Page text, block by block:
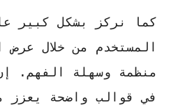
كما نركز بشكل كبير
المستخدم من خلال عرض
منظمة وسهلة الفهم.
في قوالب واضحة يعزز